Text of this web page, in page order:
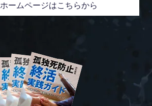
ホームページはこちらから